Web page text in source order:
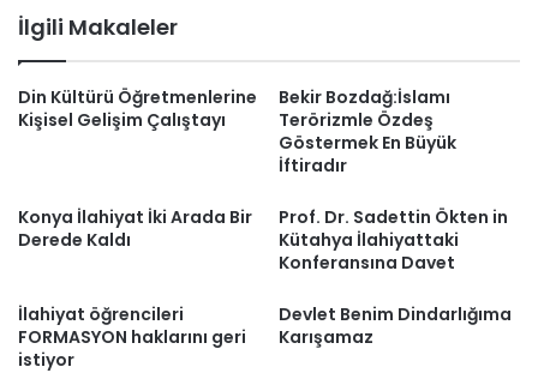
İlgili Makaleler
Din Kültürü Öğretmenlerine
Kişisel Gelişim Çalıştayı
Bekir Bozdağ:İslamı
Terörizmle Özdeş
Göstermek En Büyük
İftiradır
Konya İlahiyat İki Arada Bir
Derede Kaldı
Prof. Dr. Sadettin Ökten in
Kütahya İlahiyattaki
Konferansına Davet
İlahiyat öğrencileri
FORMASYON haklarını geri
istiyor
Devlet Benim Dindarlığıma
Karışamaz